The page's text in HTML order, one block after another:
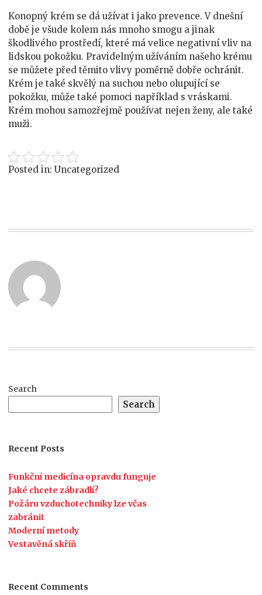
Konopný krém se dá užívat i jako prevence. V dnešní
době je všude kolem nás mnoho smogu a jinak
škodlivého prostředí, které má velice negativní vliv na
lidskou pokožku. Pravidelným užíváním našeho krému
se můžete před těmito vlivy poměrně dobře ochránit.
Krém je také skvělý na suchou nebo olupující se
pokožku, může také pomoci například s vráskami.
Krém mohou samozřejmě používat nejen ženy, ale také
muži.
Posted in: Uncategorized
Search
Search
Recent Posts
Funkční medicína opravdu funguje
Jaké chcete zábradlí?
Požáru vzduchotechniky lze včas
zabránit
Moderní metody
Vestavěná skříň
Recent Comments